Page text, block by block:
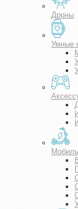
Дроны
Умные